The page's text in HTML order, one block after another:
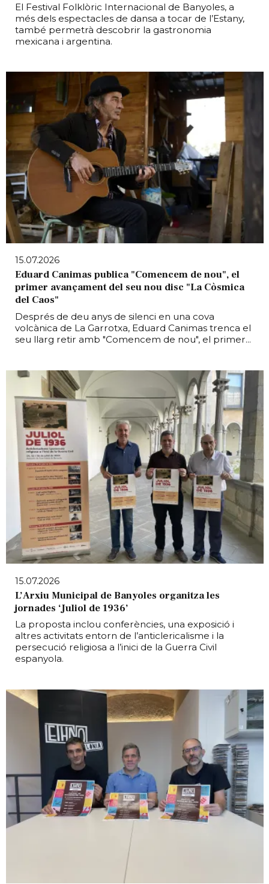
El Festival Folklòric Internacional de Banyoles, a
més dels espectacles de dansa a tocar de l’Estany,
també permetrà descobrir la gastronomia
mexicana i argentina.
15.07.2026
Eduard Canimas publica "Comencem de nou", el
primer avançament del seu nou disc "La Còsmica
del Caos"
Després de deu anys de silenci en una cova
volcànica de La Garrotxa, Eduard Canimas trenca el
seu llarg retir amb "Comencem de nou", el primer...
15.07.2026
L’Arxiu Municipal de Banyoles organitza les
jornades ‘Juliol de 1936’
La proposta inclou conferències, una exposició i
altres activitats entorn de l’anticlericalisme i la
persecució religiosa a l’inici de la Guerra Civil
espanyola.